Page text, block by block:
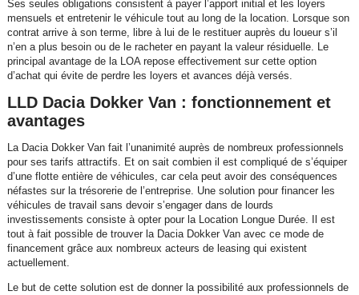
Ses seules obligations consistent à payer l’apport initial et les loyers
mensuels et entretenir le véhicule tout au long de la location. Lorsque son
contrat arrive à son terme, libre à lui de le restituer auprès du loueur s’il
n’en a plus besoin ou de le racheter en payant la valeur résiduelle. Le
principal avantage de la LOA repose effectivement sur cette option
d’achat qui évite de perdre les loyers et avances déjà versés.
LLD Dacia Dokker Van : fonctionnement et
avantages
La Dacia Dokker Van fait l’unanimité auprès de nombreux professionnels
pour ses tarifs attractifs. Et on sait combien il est compliqué de s’équiper
d’une flotte entière de véhicules, car cela peut avoir des conséquences
néfastes sur la trésorerie de l’entreprise. Une solution pour financer les
véhicules de travail sans devoir s’engager dans de lourds
investissements consiste à opter pour la Location Longue Durée. Il est
tout à fait possible de trouver la Dacia Dokker Van avec ce mode de
financement grâce aux nombreux acteurs de leasing qui existent
actuellement.
Le but de cette solution est de donner la possibilité aux professionnels de